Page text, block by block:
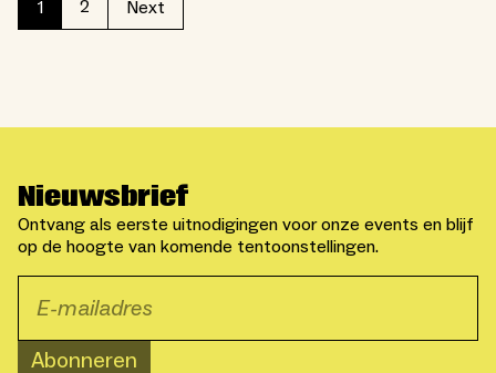
1 2 Next
Nieuwsbrief
Ontvang als eerste uitnodigingen voor onze events en blijf
op de hoogte van komende tentoonstellingen.
Abonneren